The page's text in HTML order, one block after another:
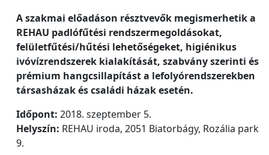
A szakmai előadáson résztvevők megismerhetik a
REHAU padlófűtési rendszermegoldásokat,
felületfűtési/hűtési lehetőségeket, higiénikus
ivóvízrendszerek kialakítását, szabvány szerinti és
prémium hangcsillapítást a lefolyórendszerekben
társasházak és családi házak esetén.
Időpont: 2018. szeptember 5.
Helyszín: REHAU iroda, 2051 Biatorbágy, Rozália park
9.